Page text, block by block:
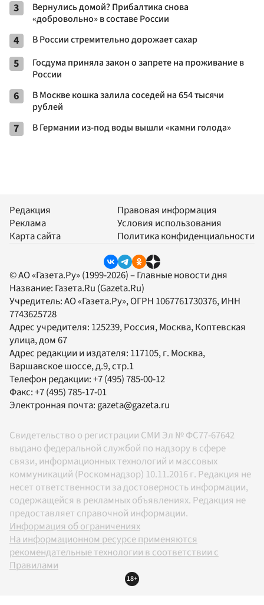
3
Вернулись домой? Прибалтика снова
«добровольно» в составе России
4 В России стремительно дорожает сахар
5
Госдума приняла закон о запрете на проживание в
России
6
В Москве кошка залила соседей на 654 тысячи
рублей
7 В Германии из-под воды вышли «камни голода»
Редакция
Реклама
Карта сайта
Правовая информация
Условия использования
Политика конфиденциальности
© АО «Газета.Ру» (1999-2026) – Главные новости дня
Название: Газета.Ru (Gazeta.Ru)
Учредитель:АО «Газета.Ру», ОГРН 1067761730376, ИНН
7743625728
Адрес учредителя: 125239, Россия, Москва, Коптевская
улица, дом 67
Адрес редакции и издателя: 117105, г. Москва,
Варшавское шоссе, д.9, стр.1
Телефон редакции:+7 (495) 785-00-12
Факс:+7 (495) 785-17-01
Электронная почта: gazeta@gazeta.ru
Свидетельство о регистрации СМИ Эл № ФС77-67642
выдано федеральной службой по надзору в сфере
связи, информационных технологий и массовых
коммуникаций (Роскомнадзор) 10.11.2016 г. Редакция не
несет ответственности за достоверность информации,
содержащейся в рекламных объявлениях. Редакция не
предоставляет справочной информации.
Информация об ограничениях
На информационном ресурсе применяются
рекомендательные технологии в соответствии с
Правилами
18+